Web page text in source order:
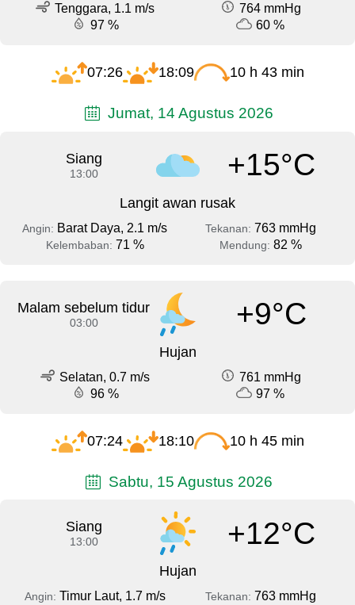
Tenggara, 1.1 m/s
764 mmHg
97 %
60 %
07:26 18:09 10 h 43 min
Jumat, 14 Agustus 2026
Siang
13:00 +15°C
Langit awan rusak
Angin: Barat Daya, 2.1 m/s Tekanan: 763 mmHg
Kelembaban: 71 % Mendung: 82 %
Malam sebelum tidur
03:00 +9°C
Hujan
Selatan, 0.7 m/s
761 mmHg
96 %
97 %
07:24 18:10 10 h 45 min
Sabtu, 15 Agustus 2026
Siang
13:00 +12°C
Hujan
Angin: Timur Laut, 1.7 m/s Tekanan: 763 mmHg